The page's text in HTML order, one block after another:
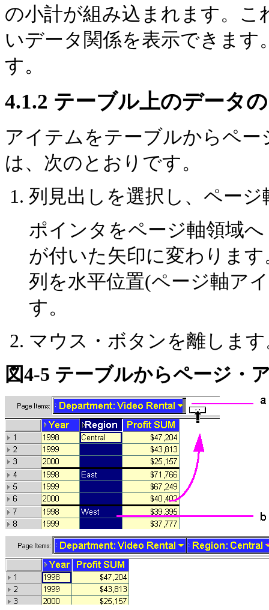
の小計が組み込まれます。
いデータ関係を表示できます
す。
4.1.2 テーブル上のデータ
アイテムをテーブルから ペー
は、次のとおりです。
列見出しを選択し、ペー
ポインタをページ軸領域
が付いた矢印に変わりま
列を水平位置(ページ軸ア
す。
マウス・ボタンを離しま
図4-5 テーブルからページ・